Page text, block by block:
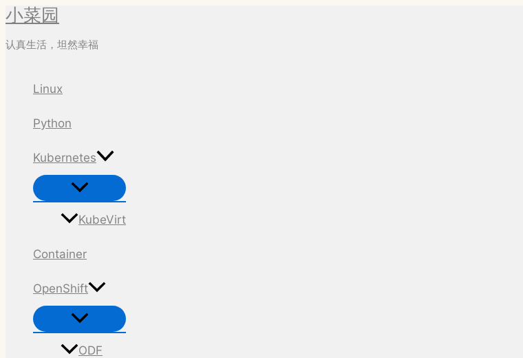
跳
内
小菜园
认真生活，坦然幸福
Linux
Python
Kubernetes
菜
换KubeVirt
Container
OpenShift
菜
换ODF